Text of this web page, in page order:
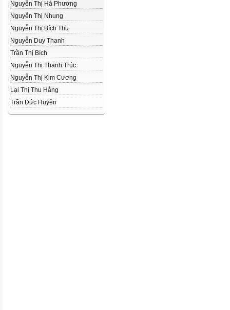
Nguyễn Thị Hà Phương
Nguyễn Thị Nhung
Nguyễn Thị Bích Thu
Nguyễn Duy Thanh
Trần Thị Bích
Nguyễn Thị Thanh Trúc
Nguyễn Thị Kim Cương
Lại Thị Thu Hằng
Trần Đức Huyền